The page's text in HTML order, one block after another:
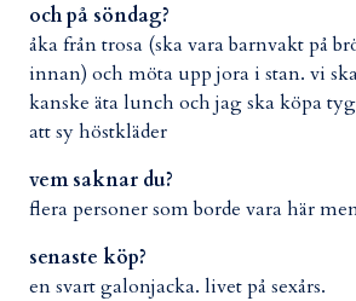
och på söndag?
åka från trosa (ska vara barnvakt på
innan) och möta upp jora i stan. vi
kanske äta lunch och jag ska köpa
att sy höstkläder
vem saknar du?
flera personer som borde vara här
senaste köp?
en svart galonjacka. livet på sexårs.